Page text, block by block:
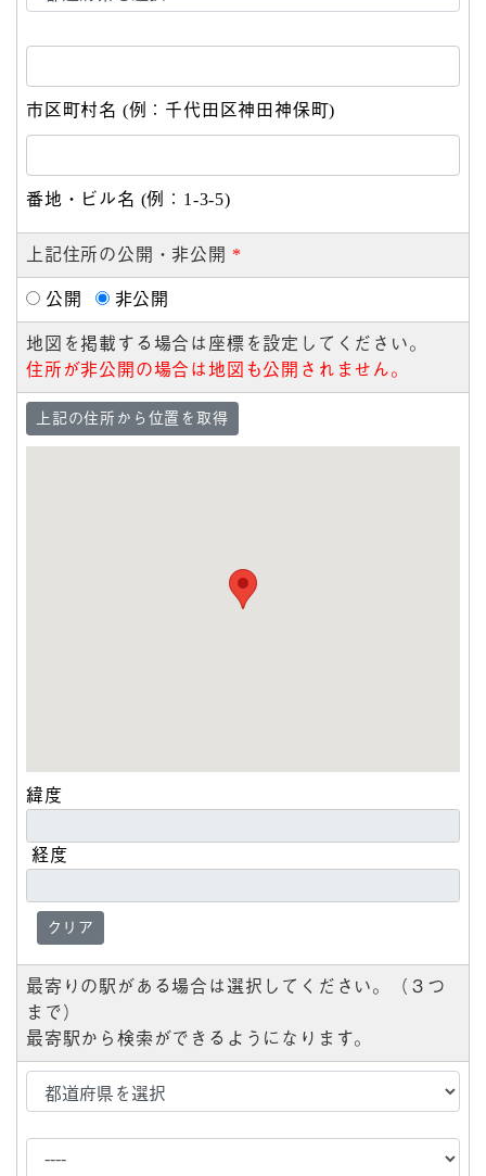
市区町村名 (例：千代田区神田神保町)
番地・ビル名 (例：1-3-5)
上記住所の公開・非公開 *
公開 非公開
地図を掲載する場合は座標を設定してください。
住所が非公開の場合は地図も公開されません。
上記の住所から位置を取得
緯度
経度
クリア
最寄りの駅がある場合は選択してください。（３つ
まで）
最寄駅から検索ができるようになります。